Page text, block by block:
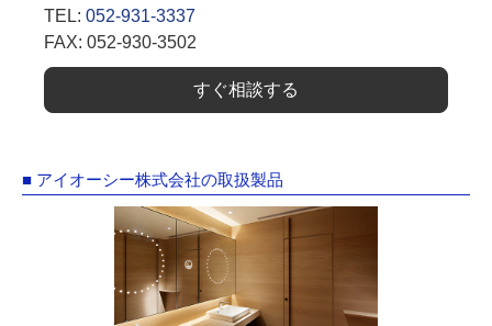
TEL: 052-931-3337
FAX: 052-930-3502
すぐ相談する
■ アイオーシー株式会社の取扱製品